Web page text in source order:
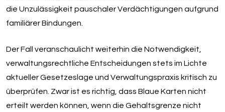
die Unzulässigkeit pauschaler Verdächtigungen aufgrund
familiärer Bindungen.
Der Fall veranschaulicht weiterhin die Notwendigkeit,
verwaltungsrechtliche Entscheidungen stets im Lichte
aktueller Gesetzeslage und Verwaltungspraxis kritisch zu
überprüfen. Zwar ist es richtig, dass Blaue Karten nicht
erteilt werden können, wenn die Gehaltsgrenze nicht